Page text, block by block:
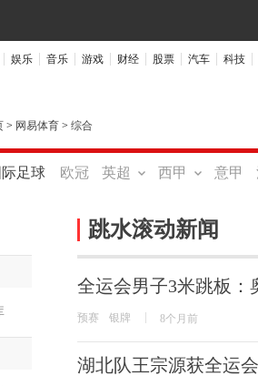
娱乐 音乐 游戏 财经 股票 汽车 科技
> 网易体育 > 综合
际足球 欧冠 英超 西甲 意甲
跳水滚动新闻
全运会男子3米跳板：
预赛 银牌 8个月前
湖北队王宗源获全运